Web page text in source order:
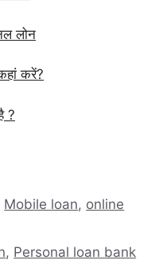
लोन
करें?
?
Mobile loan, online
, Personal loan bank